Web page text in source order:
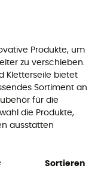
Produkte, um
zu verschieben.
Kletterseile bietet
Sortiment an
für die
die Produkte,
ausstatten
Sortieren